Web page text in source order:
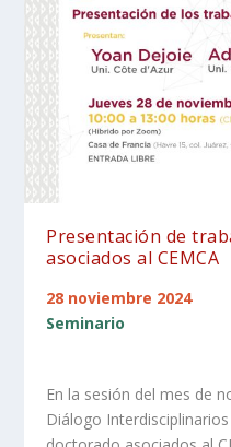
Presentación de
asociados al CEMCA
28 noviembre 2024
Seminario
En la sesión del mes de
Diálogo